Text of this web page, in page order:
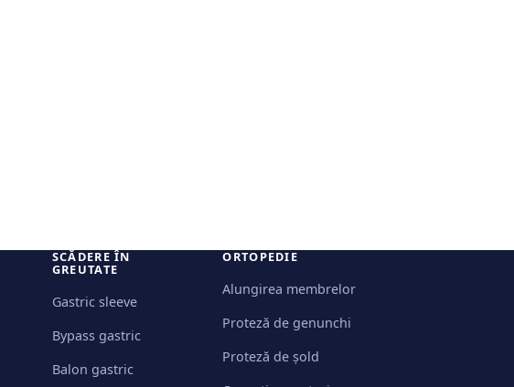
SCĂDERE ÎN
GREUTATE
Gastric sleeve
Bypass gastric
Balon gastric
ORTOPEDIE
Alungirea membrelor
Proteză de genunchi
Proteză de șold